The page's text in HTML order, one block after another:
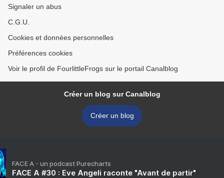
Signaler un abus
C.G.U.
Cookies et données personnelles
Préférences cookies
Voir le profil de FourlittleFrogs sur le portail Canalblog
Créer un blog sur Canalblog
Créer un blog
FACE A - un podcast Purecharts
FACE A #30 : Eve Angeli raconte "Avant de partir"